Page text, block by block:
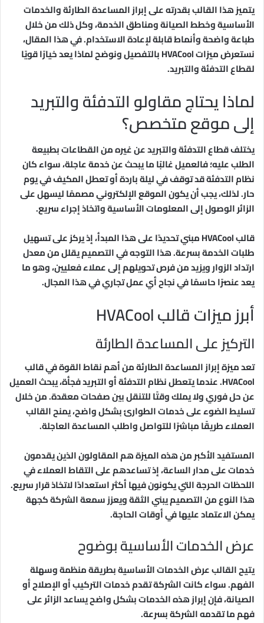
يتميز هذا القالب بقدرته على إبراز المساعدة الطارئة والخدمات
الأساسية وخطط الصيانة ومناطق الخدمة، وكل ذلك من خلال
طباعة واضحة وأنماط قابلة لإعادة الاستخدام. في هذا المقال،
نستعرض ميزات HVACool بالتفصيل ونوضح لماذا يعد خيارًا قويًا
لقطاع التدفئة والتبريد.
لماذا يحتاج مقاولو التدفئة والتبريد
إلى موقع متخصص؟
يختلف قطاع التدفئة والتبريد عن غيره من القطاعات بطبيعة
الطلب عليه؛ فالعميل غالبًا ما يبحث عن خدمة عاجلة، سواء كان
نظام التدفئة قد توقف في ليلة باردة أو تعطل المكيف في يوم
حار. لذلك، يجب أن يكون الموقع الإلكتروني مصممًا ليسهل على
الزائر الوصول إلى المعلومات الأساسية واتخاذ إجراء سريع.
قالب HVACool مبني تحديدًا على هذا المبدأ، إذ يركز على تسهيل
طلبات الخدمة بسرعة. هذا التوجه في التصميم يقلل من معدل
ارتداد الزوار ويزيد من فرص تحويلهم إلى عملاء فعليين، وهو ما
يعد عنصرًا حاسمًا في نجاح أي عمل تجاري في هذا المجال.
أبرز ميزات قالب HVACool
التركيز على المساعدة الطارئة
تعد ميزة إبراز المساعدة الطارئة من أهم نقاط القوة في قالب
HVACool. عندما يتعطل نظام التدفئة أو التبريد فجأة، يبحث العميل
عن حل فوري ولا يملك وقتًا للتنقل بين صفحات معقدة. من خلال
تسليط الضوء على خدمات الطوارئ بشكل واضح، يمنح القالب
العملاء طريقًا مباشرًا للتواصل واطلب المساعدة العاجلة.
المستفيد الأكبر من هذه الميزة هم المقاولون الذين يقدمون
خدمات على مدار الساعة، إذ تساعدهم على التقاط العملاء في
اللحظات الحرجة التي يكونون فيها أكثر استعدادًا لاتخاذ قرار سريع.
هذا النوع من التصميم يبني الثقة ويعزز سمعة الشركة كجهة
يمكن الاعتماد عليها في أوقات الحاجة.
عرض الخدمات الأساسية بوضوح
يتيح القالب عرض الخدمات الأساسية بطريقة منظمة وسهلة
الفهم. سواء كانت الشركة تقدم خدمات التركيب أو الإصلاح أو
الصيانة، فإن إبراز هذه الخدمات بشكل واضح يساعد الزائر على
فهم ما تقدمه الشركة بسرعة.